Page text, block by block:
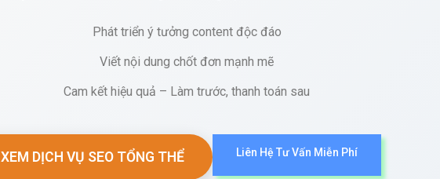
Phát triển ý tưởng content độc đáo
Viết nội dung chốt đơn mạnh mẽ
Cam kết hiệu quả – Làm trước, thanh toán sau
XEM DỊCH VỤ SEO TỔNG THỂ Liên Hệ Tư Vấn Miễn Phí